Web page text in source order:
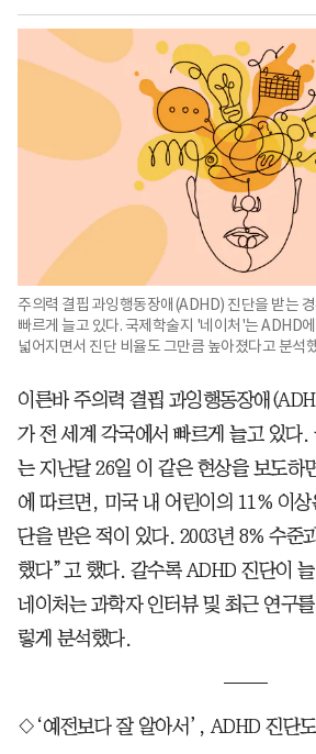
주의력 결핍 과잉행동장애(ADHD) 진단을 받는
빠르게 늘고 있다. 국제학술지 '네이처'는 ADHD
넓어지면서 진단 비율도 그만큼 높아졌다고 분
이른바 주의력 결핍 과잉행동장애
가 전 세계 각국에서 빠르게 늘고 있다.
는 지난달 26일 이 같은 현상을 보도하
에 따르면, 미국 내 어린이의 11% 이
단을 받은 적이 있다. 2003년 8% 수준
했다”고 했다. 갈수록 ADHD 진단이
네이처는 과학자 인터뷰 및 최근 연구
렇게 분석했다.
◇‘예전보다 잘 알아서’, ADHD 진단